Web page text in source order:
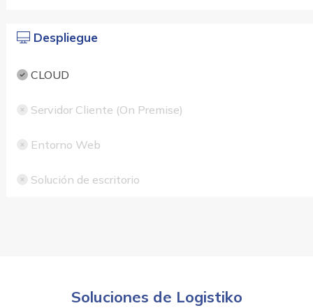
Despliegue
CLOUD
Servidor Cliente (On Premise)
Entorno Web
Solución de escritorio
Soluciones de Logistiko